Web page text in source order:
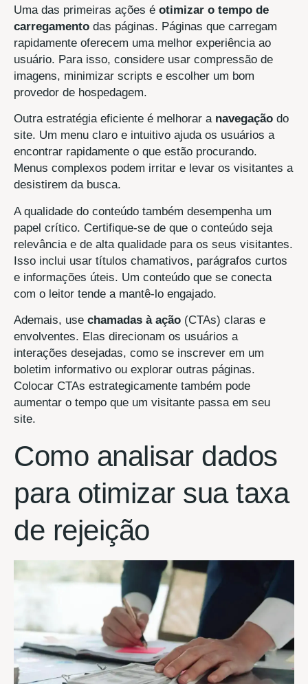
Uma das primeiras ações é otimizar o tempo de
carregamento das páginas. Páginas que carregam
rapidamente oferecem uma melhor experiência ao
usuário. Para isso, considere usar compressão de
imagens, minimizar scripts e escolher um bom
provedor de hospedagem.
Outra estratégia eficiente é melhorar a navegação do
site. Um menu claro e intuitivo ajuda os usuários a
encontrar rapidamente o que estão procurando.
Menus complexos podem irritar e levar os visitantes a
desistirem da busca.
A qualidade do conteúdo também desempenha um
papel crítico. Certifique-se de que o conteúdo seja
relevância e de alta qualidade para os seus visitantes.
Isso inclui usar títulos chamativos, parágrafos curtos
e informações úteis. Um conteúdo que se conecta
com o leitor tende a mantê-lo engajado.
Ademais, use chamadas à ação (CTAs) claras e
envolventes. Elas direcionam os usuários a
interações desejadas, como se inscrever em um
boletim informativo ou explorar outras páginas.
Colocar CTAs estrategicamente também pode
aumentar o tempo que um visitante passa em seu
site.
Como analisar dados
para otimizar sua taxa
de rejeição